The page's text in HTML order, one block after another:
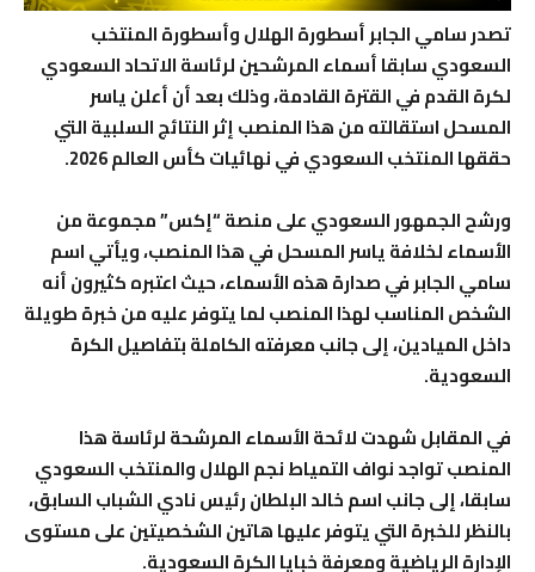
تصدر سامي الجابر أسطورة الهلال وأسطورة المنتخب
السعودي سابقا أسماء المرشحين لرئاسة الاتحاد السعودي
لكرة القدم في القترة القادمة، وذلك بعد أن أعلن ياسر
المسحل استقالته من هذا المنصب إثر النتائج السلبية التي
حققها المنتخب السعودي في نهائيات كأس العالم 2026.
ورشح الجمهور السعودي على منصة “إكس” مجموعة من
الأسماء لخلافة ياسر المسحل في هذا المنصب، ويأتي اسم
سامي الجابر في صدارة هذه الأسماء، حيث اعتبره كثيرون أنه
الشخص المناسب لهذا المنصب لما يتوفر عليه من خبرة طويلة
داخل الميادين، إلى جانب معرفته الكاملة بتفاصيل الكرة
السعودية.
في المقابل شهدت لائحة الأسماء المرشحة لرئاسة هذا
المنصب تواجد نواف التمياط نجم الهلال والمنتخب السعودي
سابقا، إلى جانب اسم خالد البلطان رئيس نادي الشباب السابق،
بالنظر للخبرة التي يتوفر عليها هاتين الشخصيتين على مستوى
الإدارة الرياضية ومعرفة خبايا الكرة السعودية.